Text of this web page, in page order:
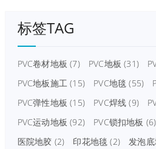
标签TAG
PVC卷材地板 (7) PVC地板 (31)
PVC地板施工(15) PVC地毯 (55)
PVC弹性地板 (15) PVC焊线 (9)
PVC运动地板 (92) PVC锁扣地板 (6)
医院地胶 (2) 印花地毯 (2) 发泡